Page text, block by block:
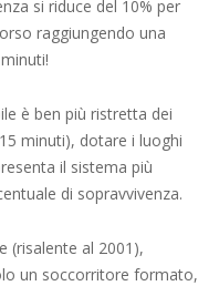
si riduce del 10% per
raggiungendo una
è ben più ristretta dei
minuti), dotare i luoghi
il sistema più
di sopravvivenza.
(risalente al 2001),
un soccorritore formato,